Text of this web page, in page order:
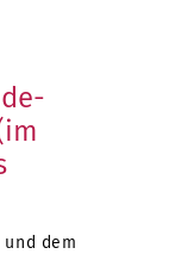
und dem